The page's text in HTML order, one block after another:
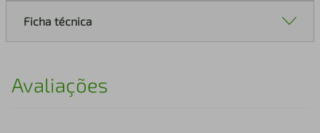
Ficha técnica
Avaliações